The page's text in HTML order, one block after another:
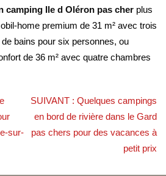
camping Ile d Oléron pas cher plus
home premium de 31 m² avec trois
bains pour six personnes, ou
de 36 m² avec quatre chambres
sur-
SUIVANT : Quelques campings
en bord de rivière dans le Gard
pas chers pour des vacances à
petit prix